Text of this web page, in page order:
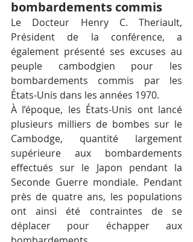
bombardements commis
Le Docteur Henry C. Theriault,
Président de la conférence, a
également présenté ses excuses au
peuple cambodgien pour les
bombardements commis par les
États-Unis dans les années 1970.
À l’époque, les États-Unis ont lancé
plusieurs milliers de bombes sur le
Cambodge, quantité largement
supérieure aux bombardements
effectués sur le Japon pendant la
Seconde Guerre mondiale. Pendant
près de quatre ans, les populations
ont ainsi été contraintes de se
déplacer pour échapper aux